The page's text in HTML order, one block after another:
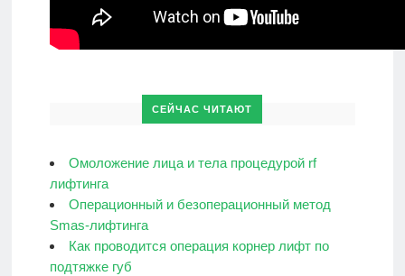
СЕЙЧАС ЧИТАЮТ
Омоложение лица и тела процедурой rf
лифтинга
Операционный и безоперационный метод
Smas-лифтинга
Как проводится операция корнер лифт по
подтяжке губ